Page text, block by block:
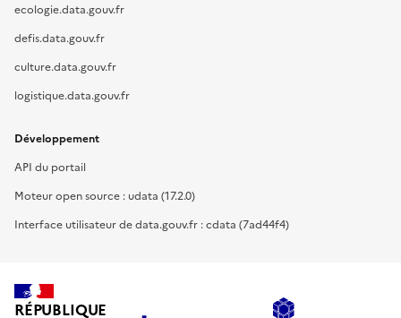
ecologie.data.gouv.fr
defis.data.gouv.fr
culture.data.gouv.fr
logistique.data.gouv.fr
Développement
API du portail
Moteur open source : udata (17.2.0)
Interface utilisateur de data.gouv.fr : cdata (7ad44f4)
RÉPUBLIQUE